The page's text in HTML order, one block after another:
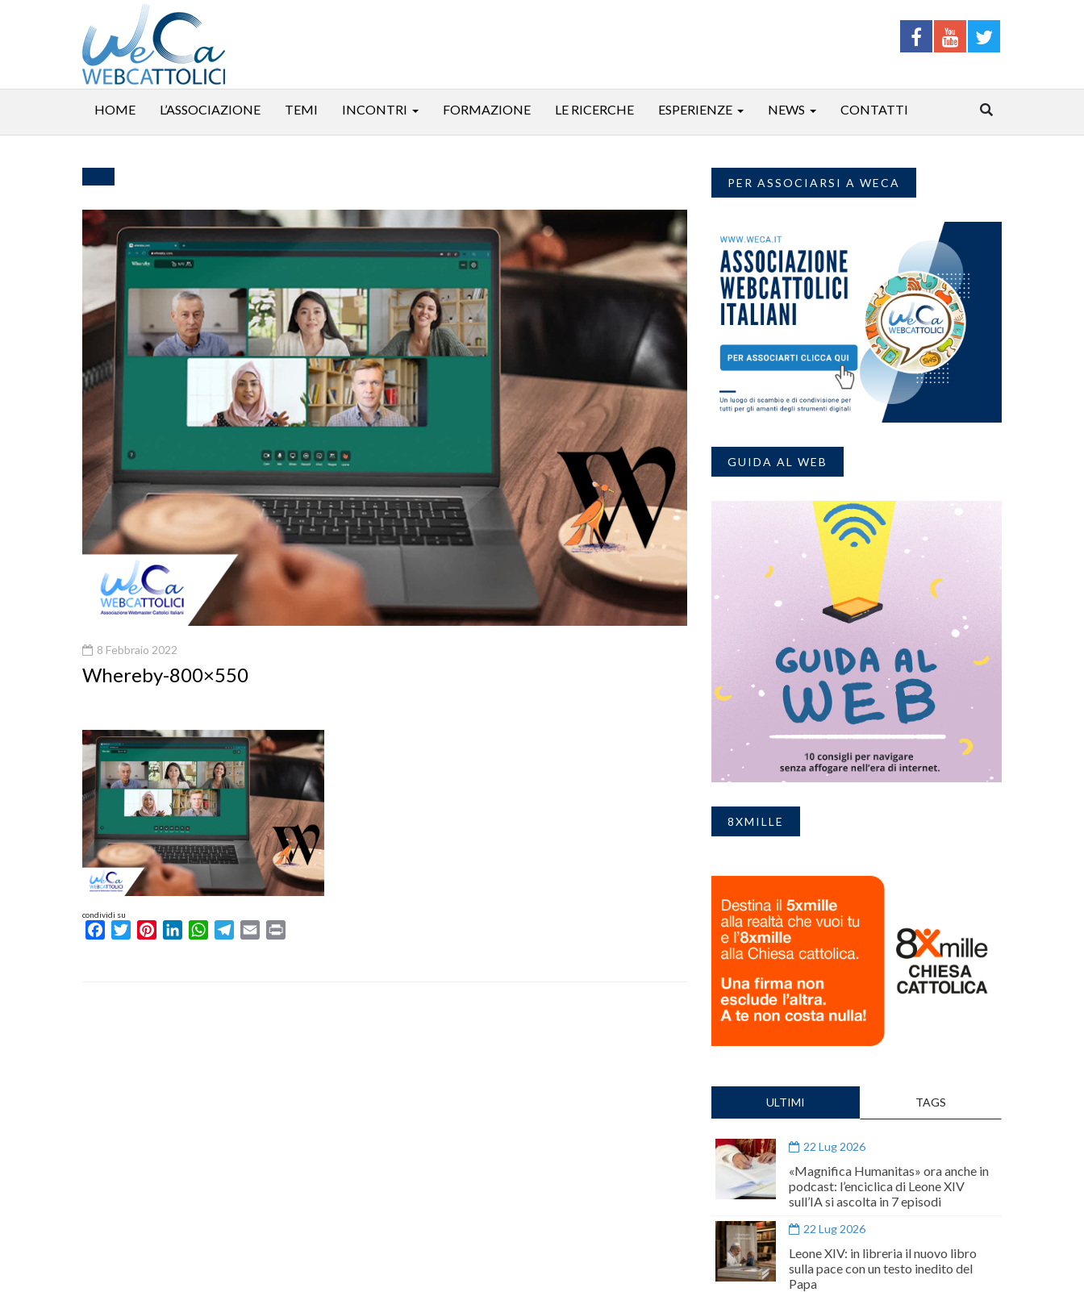
HOME L’ASSOCIAZIONE TEMI INCONTRI FORMAZIONE LE RICERCHE ESPERIENZE NEWS CONTATTI
8 Febbraio 2022
Whereby-800×550
condividi su
FacebookTwitterPinterestLinkedInWhatsAppTelegram
Email
PER ASSOCIARSI A WECA
GUIDA AL WEB
8XMILLE
ULTIMI TAGS
22 Lug 2026
«Magnifica Humanitas» ora anche in
podcast: l’enciclica di Leone XIV
sull’IA si ascolta in 7 episodi
22 Lug 2026
Leone XIV: in libreria il nuovo libro
sulla pace con un testo inedito del
Papa